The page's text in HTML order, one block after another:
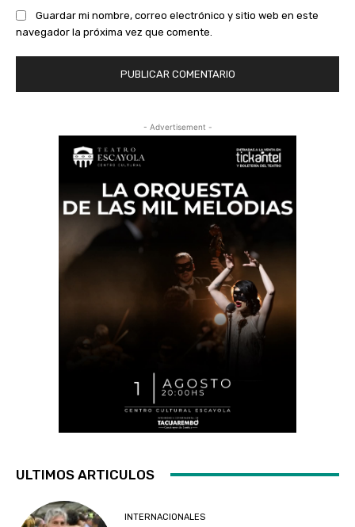
Guardar mi nombre, correo electrónico y sitio web en este
navegador la próxima vez que comente.
- Advertisement -
ULTIMOS ARTICULOS
INTERNACIONALES